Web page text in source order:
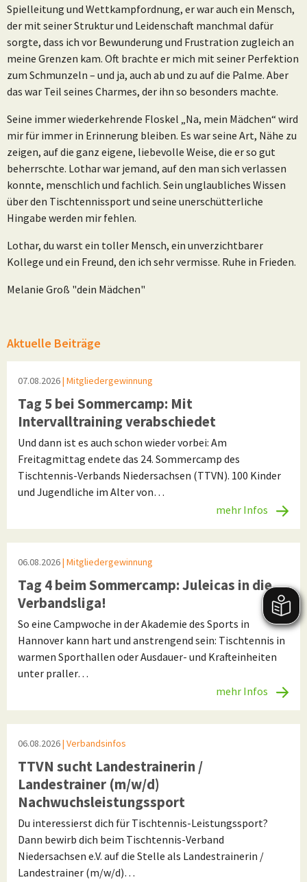
Spielleitung und Wettkampfordnung, er war auch ein Mensch,
der mit seiner Struktur und Leidenschaft manchmal dafür
sorgte, dass ich vor Bewunderung und Frustration zugleich an
meine Grenzen kam. Oft brachte er mich mit seiner Perfektion
zum Schmunzeln – und ja, auch ab und zu auf die Palme. Aber
das war Teil seines Charmes, der ihn so besonders machte.
Seine immer wiederkehrende Floskel „Na, mein Mädchen“ wird
mir für immer in Erinnerung bleiben. Es war seine Art, Nähe zu
zeigen, auf die ganz eigene, liebevolle Weise, die er so gut
beherrschte. Lothar war jemand, auf den man sich verlassen
konnte, menschlich und fachlich. Sein unglaubliches Wissen
über den Tischtennissport und seine unerschütterliche
Hingabe werden mir fehlen.
Lothar, du warst ein toller Mensch, ein unverzichtbarer
Kollege und ein Freund, den ich sehr vermisse. Ruhe in Frieden.
Melanie Groß "dein Mädchen"
Aktuelle Beiträge
07.08.2026| Mitgliedergewinnung
Tag 5 bei Sommercamp: Mit
Intervalltraining verabschiedet
Und dann ist es auch schon wieder vorbei: Am
Freitagmittag endete das 24. Sommercamp des
Tischtennis-Verbands Niedersachsen (TTVN). 100 Kinder
und Jugendliche im Alter von…
mehr Infos
06.08.2026| Mitgliedergewinnung
Tag 4 beim Sommercamp: Juleicas in die
Verbandsliga!
So eine Campwoche in der Akademie des Sports in
Hannover kann hart und anstrengend sein: Tischtennis in
warmen Sporthallen oder Ausdauer- und Krafteinheiten
unter praller…
mehr Infos
06.08.2026| Verbandsinfos
TTVN sucht Landestrainerin /
Landestrainer (m/w/d)
Nachwuchsleistungssport
Du interessierst dich für Tischtennis-Leistungssport?
Dann bewirb dich beim Tischtennis-Verband
Niedersachsen e.V. auf die Stelle als Landestrainerin /
Landestrainer (m/w/d)…